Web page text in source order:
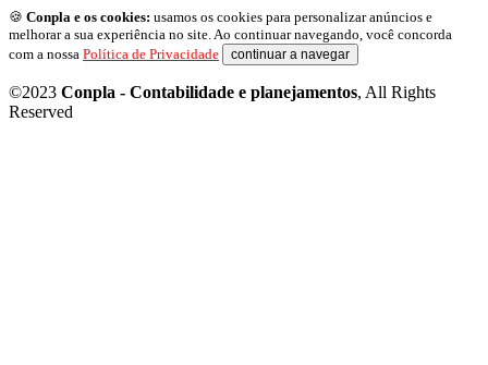
🍪 Conpla e os cookies: usamos os cookies para personalizar anúncios e
melhorar a sua experiência no site. Ao continuar navegando, você concorda
com a nossa Política de Privacidade continuar a navegar
©2023 Conpla - Contabilidade e planejamentos, All Rights
Reserved